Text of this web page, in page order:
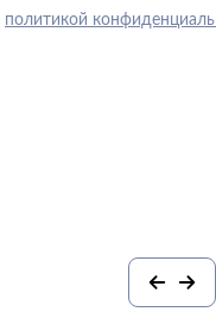
политикой